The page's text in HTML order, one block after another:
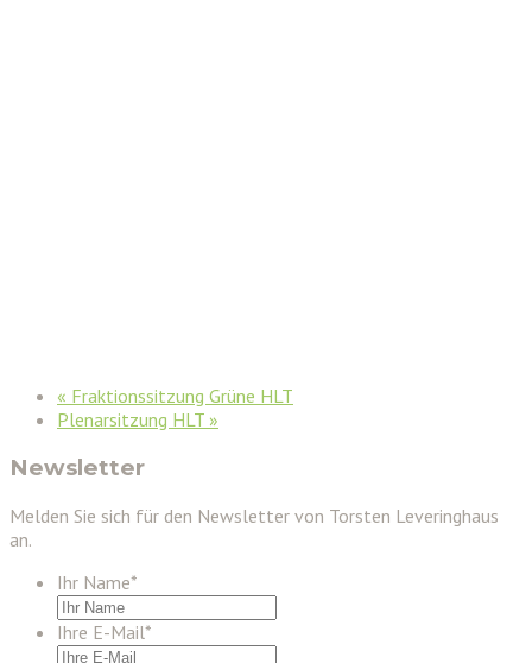
« Fraktionssitzung Grüne HLT
Plenarsitzung HLT »
Newsletter
Melden Sie sich für den Newsletter von Torsten Leveringhaus
an.
Ihr Name*
Ihre E-Mail*